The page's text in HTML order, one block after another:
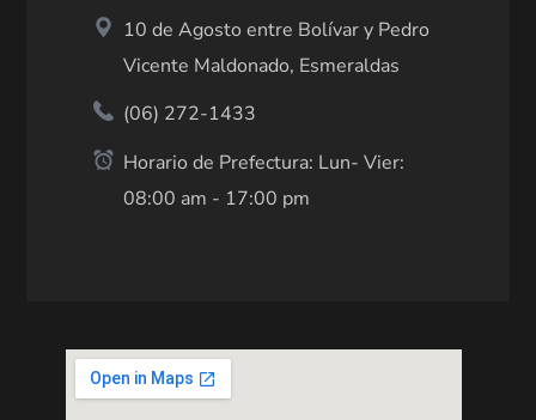
10 de Agosto entre Bolívar y Pedro
Vicente Maldonado, Esmeraldas
(06) 272-1433
Horario de Prefectura: Lun- Vier:
08:00 am - 17:00 pm